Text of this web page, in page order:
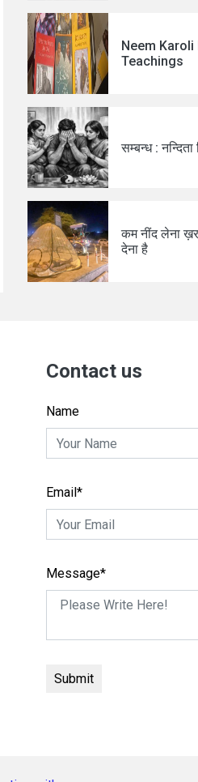
Neem Karoli
Teachings
सम्बन्ध :
कम नींद लेना
देना है
Contact us
Name
Email*
Message*